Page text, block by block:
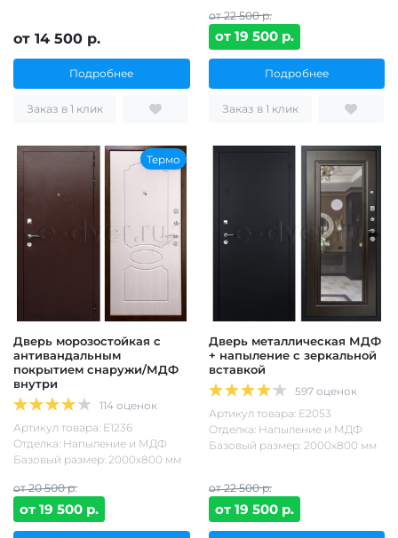
от 14 500 р.
Подробнее
Заказ в 1 клик
от 22 500 р.
от 19 500 р.
Подробнее
Заказ в 1 клик
Термо
Дверь морозостойкая с
антивандальным
покрытием снаружи/МДФ
внутри
114 оценок
Артикул товара: Е1236
Отделка: Напыление и МДФ
Базовый размер: 2000х800 мм
от 20 500 р.
от 19 500 р.
Дверь металлическая МДФ
+ напыление с зеркальной
вставкой
597 оценок
Артикул товара: Е2053
Отделка: Напыление и МДФ
Базовый размер: 2000х800 мм
от 22 500 р.
от 19 500 р.